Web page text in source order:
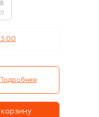
Подробнее
корзину